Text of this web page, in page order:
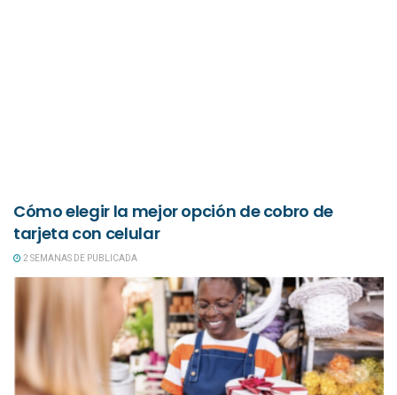
Cómo elegir la mejor opción de cobro de
tarjeta con celular
2 SEMANAS DE PUBLICADA